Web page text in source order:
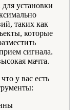
установки
таких как
которые
сигнала.
мачта.
у вас есть